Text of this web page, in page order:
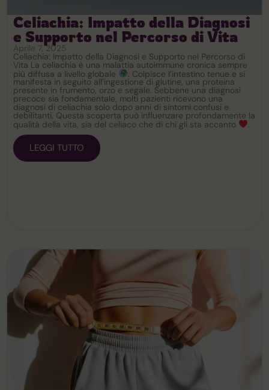
Celiachia: Impatto della Diagnosi
e Supporto nel Percorso di Vita
Aprile 7, 2025
Celiachia: Impatto della Diagnosi e Supporto nel Percorso di
Vita La celiachia è una malattia autoimmune cronica sempre
più diffusa a livello globale
. Colpisce l’intestino tenue e si
manifesta in seguito all’ingestione di glutine, una proteina
presente in frumento, orzo e segale. Sebbene una diagnosi
precoce sia fondamentale, molti pazienti ricevono una
diagnosi di celiachia solo dopo anni di sintomi confusi e
debilitanti. Questa scoperta può influenzare profondamente la
qualità della vita, sia del celiaco che di chi gli sta accanto
.
LEGGI TUTTO